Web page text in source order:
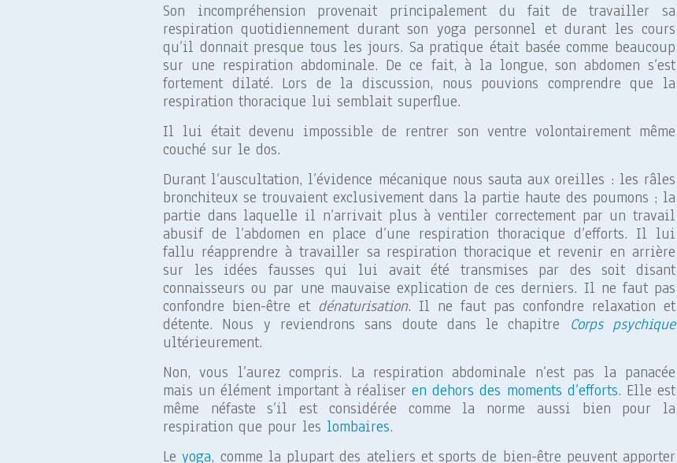
Son incompréhension provenait principalement du fait de travailler sa
respiration quotidiennement durant son yoga personnel et durant les cours
qu’il donnait presque tous les jours. Sa pratique était basée comme beaucoup
sur une respiration abdominale. De ce fait, à la longue, son abdomen s’est
fortement dilaté. Lors de la discussion, nous pouvions comprendre que la
respiration thoracique lui semblait superflue.
Il lui était devenu impossible de rentrer son ventre volontairement même
couché sur le dos.
Durant l’auscultation, l’évidence mécanique nous sauta aux oreilles : les râles
bronchiteux se trouvaient exclusivement dans la partie haute des poumons ; la
partie dans laquelle il n’arrivait plus à ventiler correctement par un travail
abusif de l’abdomen en place d’une respiration thoracique d’efforts. Il lui
fallu réapprendre à travailler sa respiration thoracique et revenir en arrière
sur les idées fausses qui lui avait été transmises par des soit disant
connaisseurs ou par une mauvaise explication de ces derniers. Il ne faut pas
confondre bien-être et dénaturisation. Il ne faut pas confondre relaxation et
détente. Nous y reviendrons sans doute dans le chapitre Corps psychique
ultérieurement.
Non, vous l’aurez compris. La respiration abdominale n’est pas la panacée
mais un élément important à réaliser en dehors des moments d’efforts. Elle est
même néfaste s’il est considérée comme la norme aussi bien pour la
respiration que pour les lombaires.
Leyoga, comme la plupart des ateliers et sports de bien-être peuvent apporter